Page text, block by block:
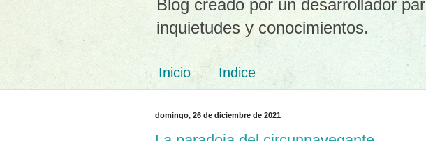
Blog creado por un desarrollador
inquietudes y conocimientos.
Inicio Indice
domingo, 26 de diciembre de 2021